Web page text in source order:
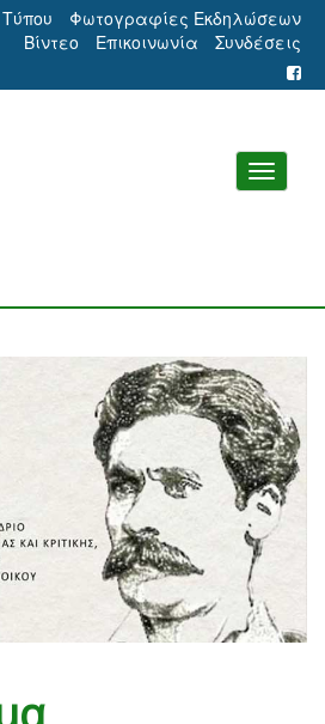
Φωτογραφίες Εκδηλώσεων
Βίντεο
Επικοινωνία Συνδέσεις